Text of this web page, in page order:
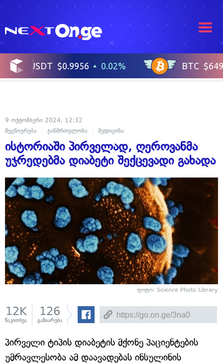
9 ოქტომბერი 2024, 12:32
მეცნიერება
ჯანმრთელობა მედიცინა
ისტორიაში პირველად, ღეროვანმა
უჯრედებმა დიაბეტი შექცევადი გახადა
ფოტო: Science Photo Library
12K
წაკითხვა
126
გაზიარება
პირველი ტიპის დიაბეტის მქონე პაციენტების
უმრავლესობა ამ დაავადებას ინსულინის